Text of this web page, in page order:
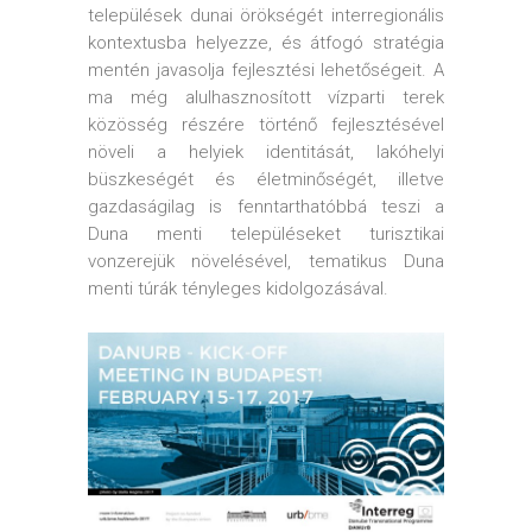
települések dunai örökségét interregionális
kontextusba helyezze, és átfogó stratégia
mentén javasolja fejlesztési lehetőségeit. A
ma még alulhasznosított vízparti terek
közösség részére történő fejlesztésével
növeli a helyiek identitását, lakóhelyi
büszkeségét és életminőségét, illetve
gazdaságilag is fenntarthatóbbá teszi a
Duna menti településeket turisztikai
vonzerejük növelésével, tematikus Duna
menti túrák tényleges kidolgozásával.